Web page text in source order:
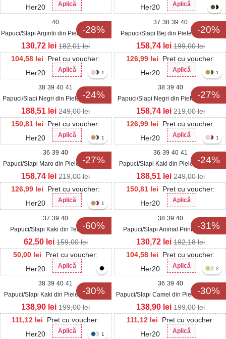
Her20
Aplică
Her20
Aplică
-28%
40
Papuci/Slapi Argintii din Piele Ecologica
Intoarsa Mahira
104,58 lei
Pret cu voucher:
Her20
Aplică
130,72 lei 182,01lei
-20%
37 38 39 40
Papuci/Slapi Bej din Piele Ecologica
Intoarsa Atray
126,99 lei
Pret cu voucher:
Her20
Aplică
158,74 lei 199,00lei
-24%
1
38 39 40 41
Papuci/Slapi Negri din Piele Ecologica
Intoarsa Kinra
150,81 lei
Pret cu voucher:
Her20
Aplică
188,51 lei 249,00lei
-27%
1
38 39 40
Papuci/Slapi Negri din Piele Ecologica
Intoarsa Marnia
126,99 lei
Pret cu voucher:
Her20
Aplică
158,74 lei 219,00lei
-27%
1
36 39 40
Papuci/Slapi Maro din Piele Ecologica
Intoarsa Marnia
126,99 lei
Pret cu voucher:
Her20
Aplică
158,74 lei 219,00lei
-24%
1
36 39 40 41
Papuci/Slapi Kaki din Piele Ecologica
Intoarsa Kinra
150,81 lei
Pret cu voucher:
Her20
Aplică
188,51 lei 249,00lei
-60%
1
37 39 40
Papuci/Slapi Kaki din Textil Daria
50,00 lei
Pret cu voucher:
Her20
Aplică
62,50 lei 159,00lei
-31%
38 39 40
Papuci/Slapi Animal Print din Piele
Ecologica Intoarsa Catherine
104,58 lei
Pret cu voucher:
Her20
Aplică
130,72 lei 192,18lei
-30%
38 39 40 41
Papuci/Slapi Kaki din Piele Ecologica
Intoarsa Avley
111,12 lei
Pret cu voucher:
Her20
Aplică
138,90 lei 199,00lei
-30%
2
36 39 40
Papuci/Slapi Camel din Piele Ecologica
Intoarsa Cavely
111,12 lei
Pret cu voucher:
Her20
Aplică
138,90 lei 199,00lei
1